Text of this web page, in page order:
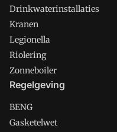
Drinkwaterinstallaties
Kranen
Legionella
Riolering
Zonneboiler
Regelgeving
BENG
Gasketelwet